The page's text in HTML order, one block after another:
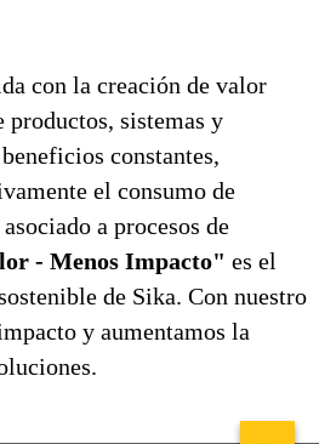
con la creación de valor
productos, sistemas y
constantes,
el consumo de
a procesos de
- Menos Impacto" es el
de Sika. Con nuestro
y aumentamos la